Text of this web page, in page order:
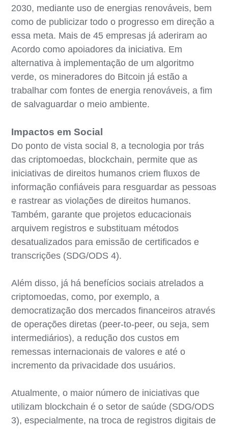
2030, mediante uso de energias renováveis, bem
como de publicizar todo o progresso em direção a
essa meta. Mais de 45 empresas já aderiram ao
Acordo como apoiadores da iniciativa. Em
alternativa à implementação de um algoritmo
verde, os mineradores do Bitcoin já estão a
trabalhar com fontes de energia renováveis, a fim
de salvaguardar o meio ambiente.
Impactos em Social
Do ponto de vista social 8, a tecnologia por trás
das criptomoedas, blockchain, permite que as
iniciativas de direitos humanos criem fluxos de
informação confiáveis para resguardar as pessoas
e rastrear as violações de direitos humanos.
Também, garante que projetos educacionais
arquivem registros e substituam métodos
desatualizados para emissão de certificados e
transcrições (SDG/ODS 4).
Além disso, já há benefícios sociais atrelados a
criptomoedas, como, por exemplo, a
democratização dos mercados financeiros através
de operações diretas (peer-to-peer, ou seja, sem
intermediários), a redução dos custos em
remessas internacionais de valores e até o
incremento da privacidade dos usuários.
Atualmente, o maior número de iniciativas que
utilizam blockchain é o setor de saúde (SDG/ODS
3), especialmente, na troca de registros digitais de